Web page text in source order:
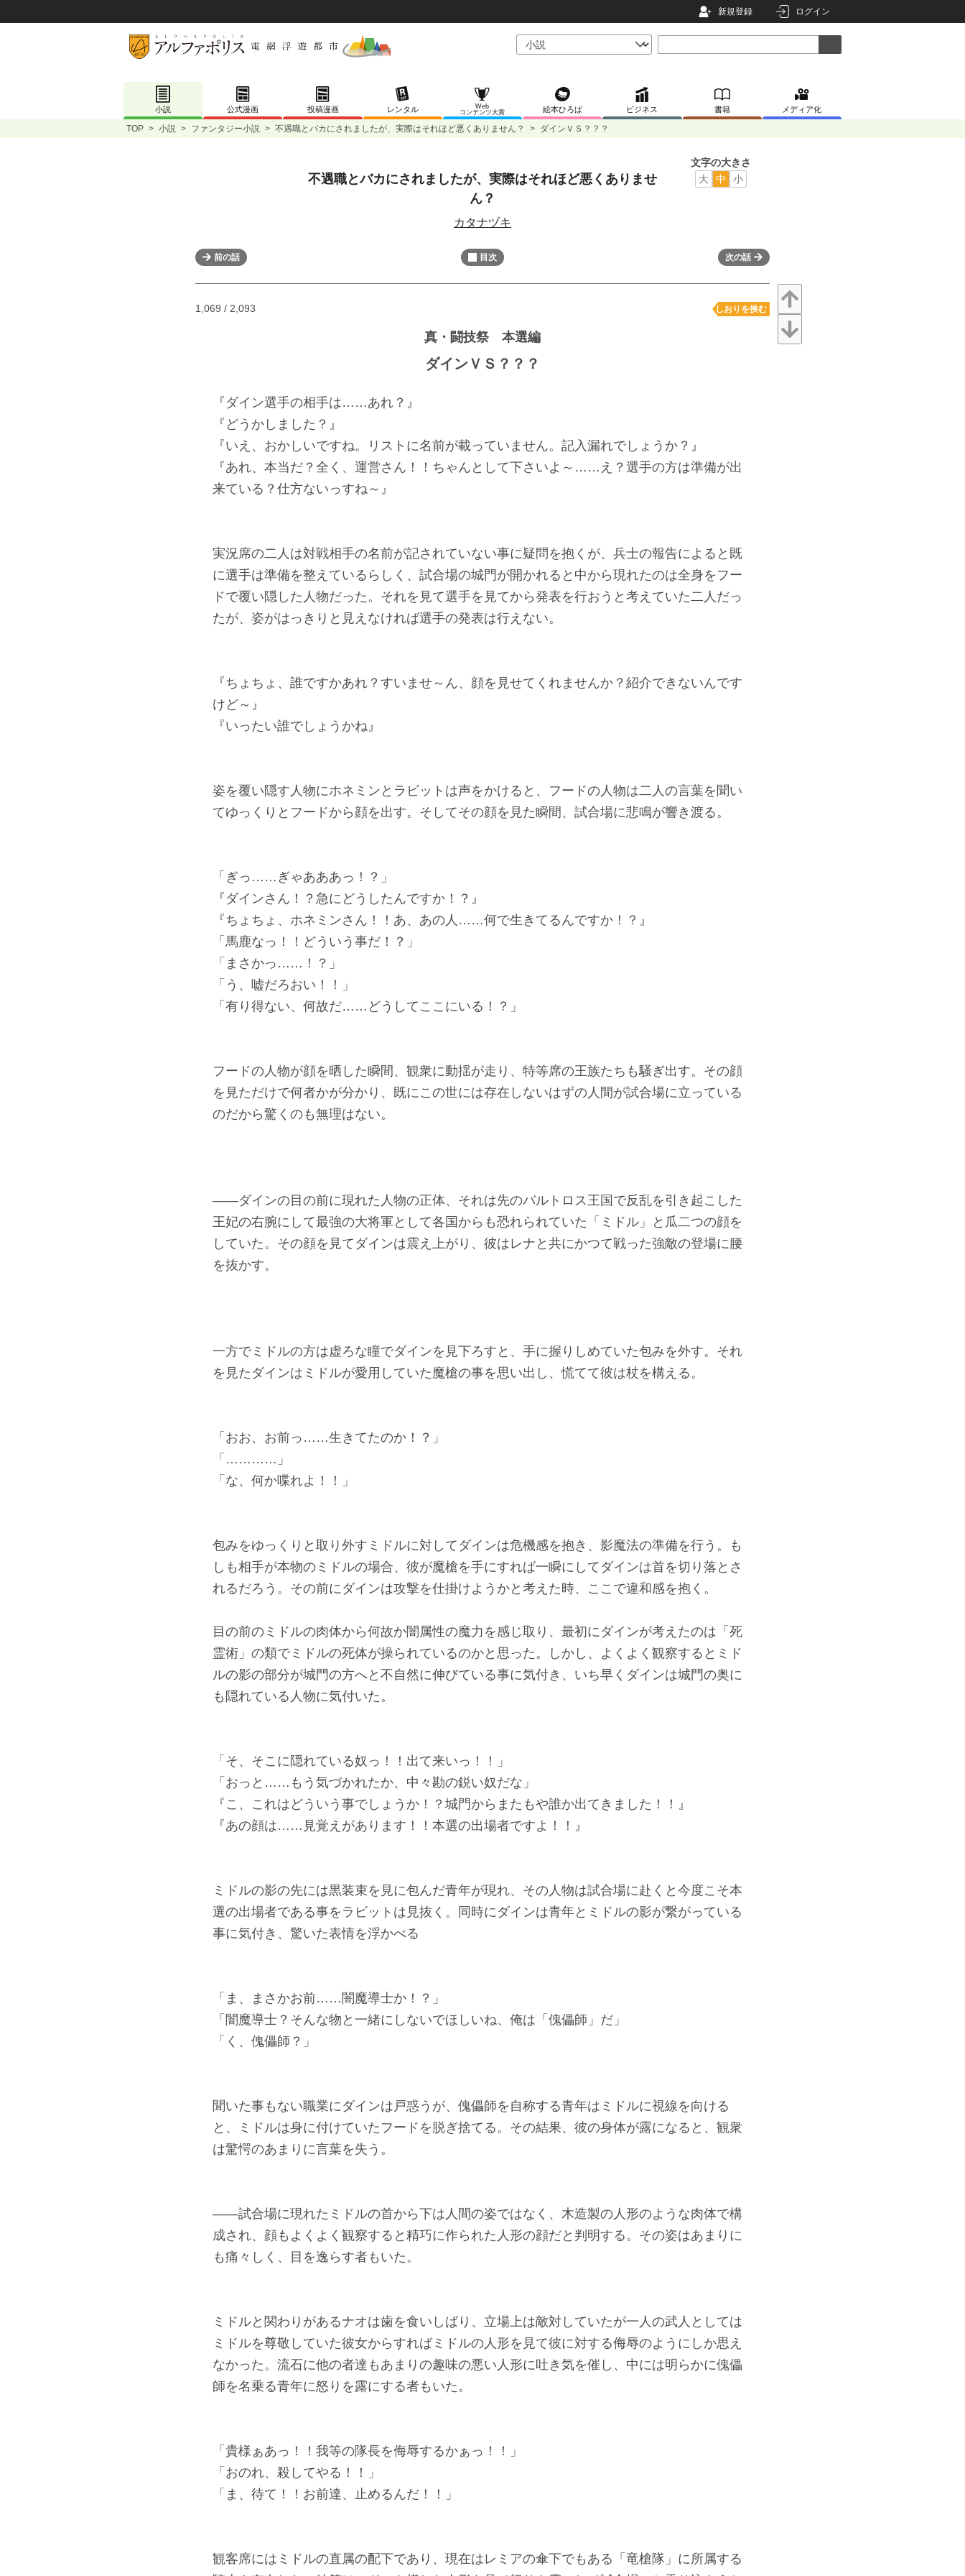
新規登録 ログイン
小説 公式漫画 投稿漫画 レンタル
Web
コンテンツ大賞
絵本ひろば ビジネス 書籍 メディア化
TOP > 小説 > ファンタジー小説 > 不遇職とバカにされましたが、実際はそれほど悪くありません？ > ダインＶＳ？？？
/
o
a
e
1
0
.
不遇職とバカにされましたが、実際はそれほど悪くありませ
ん？
カタナヅキ
文字の大きさ
大
中 小
前の話 目次 次の話
1,069 / 2,093 しおりを挟む
真・闘技祭 本選編
ダインＶＳ？？？
『ダイン選手の相手は……あれ？』
『どうかしました？』
『いえ、おかしいですね。リストに名前が載っていません。記入漏れでしょうか？』
『あれ、本当だ？全く、運営さん！！ちゃんとして下さいよ～……え？選手の方は準備が出
来ている？仕方ないっすね～』
実況席の二人は対戦相手の名前が記されていない事に疑問を抱くが、兵士の報告によると既
に選手は準備を整えているらしく、試合場の城門が開かれると中から現れたのは全身をフー
ドで覆い隠した人物だった。それを見て選手を見てから発表を行おうと考えていた二人だっ
たが、姿がはっきりと見えなければ選手の発表は行えない。
『ちょちょ、誰ですかあれ？すいませ～ん、顔を見せてくれませんか？紹介できないんです
けど～』
『いったい誰でしょうかね』
姿を覆い隠す人物にホネミンとラビットは声をかけると、フードの人物は二人の言葉を聞い
てゆっくりとフードから顔を出す。そしてその顔を見た瞬間、試合場に悲鳴が響き渡る。
「ぎっ……ぎゃあああっ！？」
『ダインさん！？急にどうしたんですか！？』
『ちょちょ、ホネミンさん！！あ、あの人……何で生きてるんですか！？』
「馬鹿なっ！！どういう事だ！？」
「まさかっ……！？」
「う、嘘だろおい！！」
「有り得ない、何故だ……どうしてここにいる！？」
フードの人物が顔を晒した瞬間、観衆に動揺が走り、特等席の王族たちも騒ぎ出す。その顔
を見ただけで何者かが分かり、既にこの世には存在しないはずの人間が試合場に立っている
のだから驚くのも無理はない。
――ダインの目の前に現れた人物の正体、それは先のバルトロス王国で反乱を引き起こした
王妃の右腕にして最強の大将軍として各国からも恐れられていた「ミドル」と瓜二つの顔を
していた。その顔を見てダインは震え上がり、彼はレナと共にかつて戦った強敵の登場に腰
を抜かす。
一方でミドルの方は虚ろな瞳でダインを見下ろすと、手に握りしめていた包みを外す。それ
を見たダインはミドルが愛用していた魔槍の事を思い出し、慌てて彼は杖を構える。
「おお、お前っ……生きてたのか！？」
「…………」
「な、何か喋れよ！！」
包みをゆっくりと取り外すミドルに対してダインは危機感を抱き、影魔法の準備を行う。も
しも相手が本物のミドルの場合、彼が魔槍を手にすれば一瞬にしてダインは首を切り落とさ
れるだろう。その前にダインは攻撃を仕掛けようかと考えた時、ここで違和感を抱く。
目の前のミドルの肉体から何故か闇属性の魔力を感じ取り、最初にダインが考えたのは「死
霊術」の類でミドルの死体が操られているのかと思った。しかし、よくよく観察するとミド
ルの影の部分が城門の方へと不自然に伸びている事に気付き、いち早くダインは城門の奥に
も隠れている人物に気付いた。
「そ、そこに隠れている奴っ！！出て来いっ！！」
「おっと……もう気づかれたか、中々勘の鋭い奴だな」
『こ、これはどういう事でしょうか！？城門からまたもや誰か出てきました！！』
『あの顔は……見覚えがあります！！本選の出場者ですよ！！』
ミドルの影の先には黒装束を見に包んだ青年が現れ、その人物は試合場に赴くと今度こそ本
選の出場者である事をラビットは見抜く。同時にダインは青年とミドルの影が繋がっている
事に気付き、驚いた表情を浮かべる
「ま、まさかお前……闇魔導士か！？」
「闇魔導士？そんな物と一緒にしないでほしいね、俺は「傀儡師」だ」
「く、傀儡師？」
聞いた事もない職業にダインは戸惑うが、傀儡師を自称する青年はミドルに視線を向ける
と、ミドルは身に付けていたフードを脱ぎ捨てる。その結果、彼の身体が露になると、観衆
は驚愕のあまりに言葉を失う。
――試合場に現れたミドルの首から下は人間の姿ではなく、木造製の人形のような肉体で構
成され、顔もよくよく観察すると精巧に作られた人形の顔だと判明する。その姿はあまりに
も痛々しく、目を逸らす者もいた。
ミドルと関わりがあるナオは歯を食いしばり、立場上は敵対していたが一人の武人としては
ミドルを尊敬していた彼女からすればミドルの人形を見て彼に対する侮辱のようにしか思え
なかった。流石に他の者達もあまりの趣味の悪い人形に吐き気を催し、中には明らかに傀儡
師を名乗る青年に怒りを露にする者もいた。
「貴様ぁあっ！！我等の隊長を侮辱するかぁっ！！」
「おのれ、殺してやる！！」
「ま、待て！！お前達、止めるんだ！！」
観客席にはミドルの直属の配下であり、現在はレミアの傘下でもある「竜槍隊」に所属する